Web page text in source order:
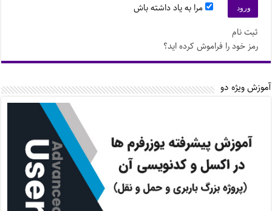
مرا به یاد داشته باش
ثبت نام
رمز خود را فراموش کرده اید؟
آموزش ویژه دو